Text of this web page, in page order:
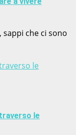
che ci sono
le
le